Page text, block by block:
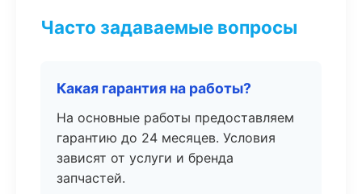
Часто задаваемые вопросы
Какая гарантия на работы?
На основные работы предоставляем
гарантию до 24 месяцев. Условия
зависят от услуги и бренда
запчастей.